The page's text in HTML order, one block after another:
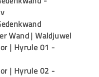
Wand | Waldjuwel
| Hyrule 01 -
| Hyrule 02 -